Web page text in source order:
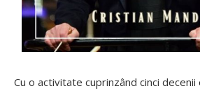
Cu o activitate cuprinzând cinci decenii